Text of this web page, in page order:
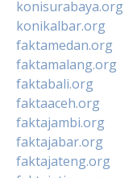
konisurabaya.org
konikalbar.org
faktamedan.org
faktamalang.org
faktabali.org
faktaaceh.org
faktajambi.org
faktajabar.org
faktajateng.org